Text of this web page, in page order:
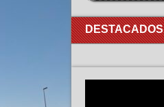
DESTACADOS